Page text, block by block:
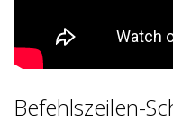
Befehlszeilen-